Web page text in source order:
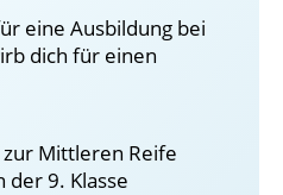
eine Ausbildung bei
dich für einen
Mittleren Reife
der 9. Klasse